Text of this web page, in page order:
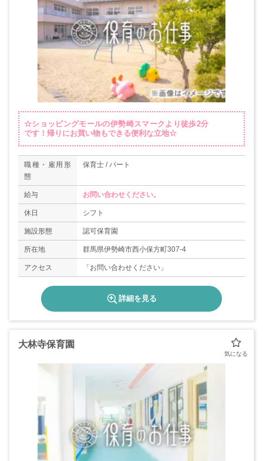
☆ショッピングモールの伊勢崎スマークより徒歩2分
です！帰りにお買い物もできる便利な立地☆
職種・雇用形
態
保育士 / パート
給与 お問い合わせください。
休日 シフト
施設形態 認可保育園
所在地 群馬県伊勢崎市西小保方町307-4
アクセス 「お問い合わせください」
詳細を見る
大林寺保育園